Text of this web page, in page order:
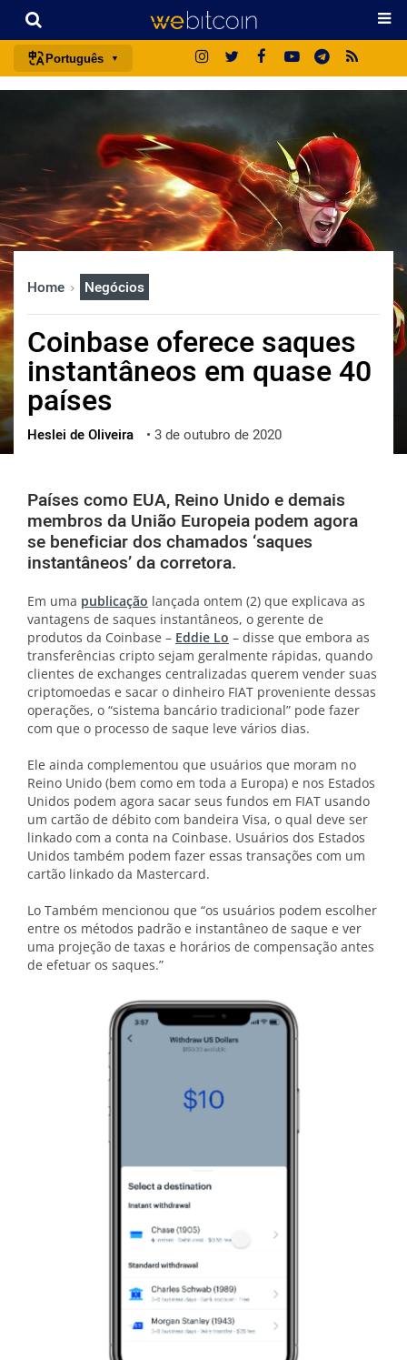
Português
español
français
italiano
deutsch
中文
한국어
العربية
ไทย
ქართული
Home Negócios
Coinbase oferece saques
instantâneos em quase 40
países
Heslei de Oliveira • 3 de outubro de 2020
Países como EUA, Reino Unido e demais
membros da União Europeia podem agora
se beneficiar dos chamados ‘saques
instantâneos’ da corretora.
Em uma publicação lançada ontem (2) que explicava as
vantagens de saques instantâneos, o gerente de
produtos da Coinbase – Eddie Lo – disse que embora as
transferências cripto sejam geralmente rápidas, quando
clientes de exchanges centralizadas querem vender suas
criptomoedas e sacar o dinheiro FIAT proveniente dessas
operações, o “sistema bancário tradicional” pode fazer
com que o processo de saque leve vários dias.
Ele ainda complementou que usuários que moram no
Reino Unido (bem como em toda a Europa) e nos Estados
Unidos podem agora sacar seus fundos em FIAT usando
um cartão de débito com bandeira Visa, o qual deve ser
linkado com a conta na Coinbase. Usuários dos Estados
Unidos também podem fazer essas transações com um
cartão linkado da Mastercard.
Lo Também mencionou que “os usuários podem escolher
entre os métodos padrão e instantâneo de saque e ver
uma projeção de taxas e horários de compensação antes
de efetuar os saques.”